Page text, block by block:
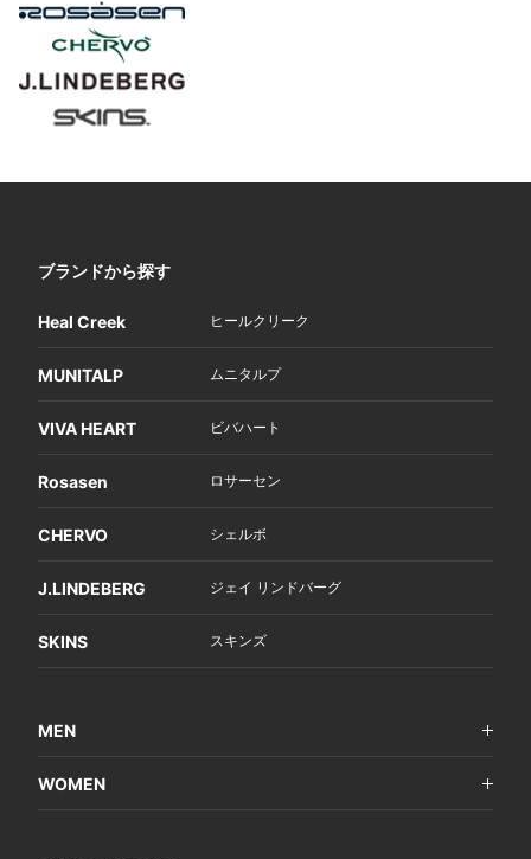
ブランドから探す
Heal Creek ヒールクリーク
MUNITALP ムニタルプ
VIVA HEART ビバハート
Rosasen ロサーセン
CHERVO シェルボ
J.LINDEBERG ジェイ リンドバーグ
SKINS スキンズ
MEN
WOMEN